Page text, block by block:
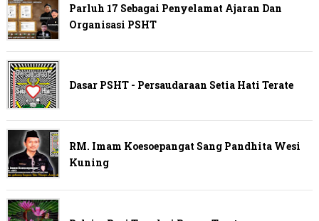
Parluh 17 Sebagai Penyelamat Ajaran Dan
Organisasi PSHT
Dasar PSHT - Persaudaraan Setia Hati Terate
RM. Imam Koesoepangat Sang Pandhita Wesi
Kuning